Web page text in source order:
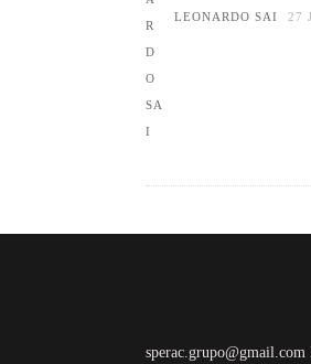
LEONARDO SAI 27